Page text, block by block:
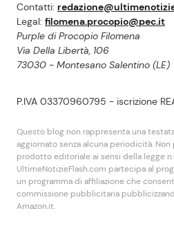
Contatti:
Legal: filomena.procopio@pec.it
Purple di Procopio Filomena
Via Della Libertà, 106
73030 - Montesano Salentino (LE)
P.IVA 03370960795 - iscrizione
Questo blog non rappresenta una
aggiornato senza alcuna periodicità.
prodotto editoriale ai sensi della legge
UltimeNotizieFlash.com partecipa al
un programma di affiliazione che
commissione pubblicitaria
Amazon.it.